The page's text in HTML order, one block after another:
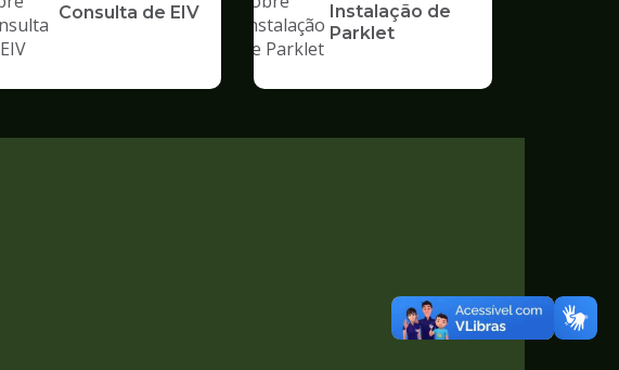
Consulta de EIV
Instalação de
Parklet